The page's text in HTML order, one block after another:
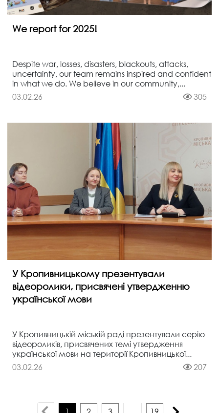
We report for 2025!
Despite war, losses, disasters, blackouts, attacks,
uncertainty, our team remains inspired and confident
in what we do. We believe in our community,...
03.02.26
305
У Кропивницькому презентували
відеоролики, присвячені утвердженню
української мови
У Кропивницькій міській раді презентували серію
відеороликів, присвячених темі утвердження
української мови на території Кропивницької...
03.02.26
207